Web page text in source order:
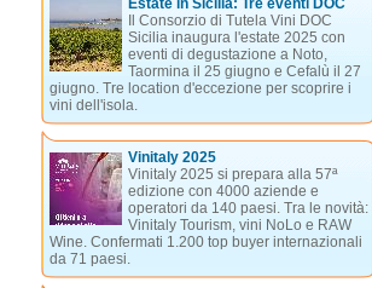
Estate in Sicilia: Tre eventi DOC
Il Consorzio di Tutela Vini DOC
Sicilia inaugura l'estate 2025 con
eventi di degustazione a Noto,
Taormina il 25 giugno e Cefalù il 27
giugno. Tre location d'eccezione per scoprire i
vini dell'isola.
Vinitaly 2025
Vinitaly 2025 si prepara alla 57ª
edizione con 4000 aziende e
operatori da 140 paesi. Tra le novità:
Vinitaly Tourism, vini NoLo e RAW
Wine. Confermati 1.200 top buyer internazionali
da 71 paesi.